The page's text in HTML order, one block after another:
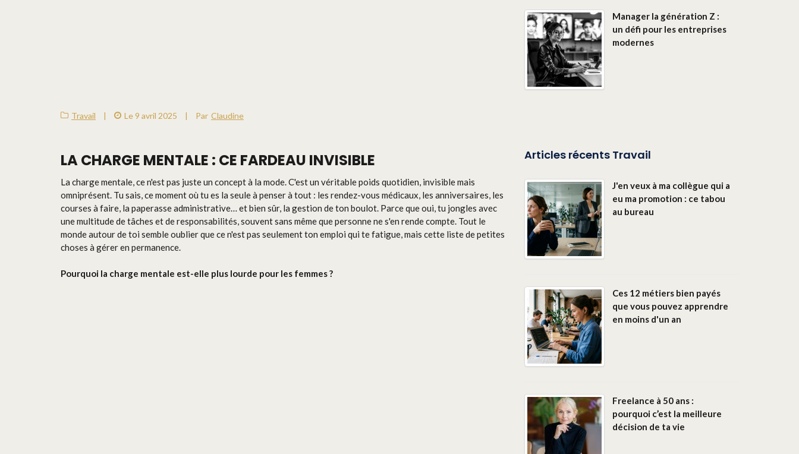
Travail | Le 9 avril 2025 | Par Claudine
LA CHARGE MENTALE : CE FARDEAU INVISIBLE
La charge mentale, ce n'est pas juste un concept à la mode. C'est un véritable poids quotidien, invisible mais
omniprésent. Tu sais, ce moment où tu es la seule à penser à tout : les rendez-vous médicaux, les anniversaires, les
courses à faire, la paperasse administrative… et bien sûr, la gestion de ton boulot. Parce que oui, tu jongles avec
une multitude de tâches et de responsabilités, souvent sans même que personne ne s'en rende compte. Tout le
monde autour de toi semble oublier que ce n'est pas seulement ton emploi qui te fatigue, mais cette liste de petites
choses à gérer en permanence.
Pourquoi la charge mentale est-elle plus lourde pour les femmes ?
Manager la génération Z :
un défi pour les entreprises
modernes
Articles récents Travail
J'en veux à ma collègue qui a
eu ma promotion : ce tabou
au bureau
Ces 12 métiers bien payés
que vous pouvez apprendre
en moins d'un an
Freelance à 50 ans :
pourquoi c’est la meilleure
décision de ta vie